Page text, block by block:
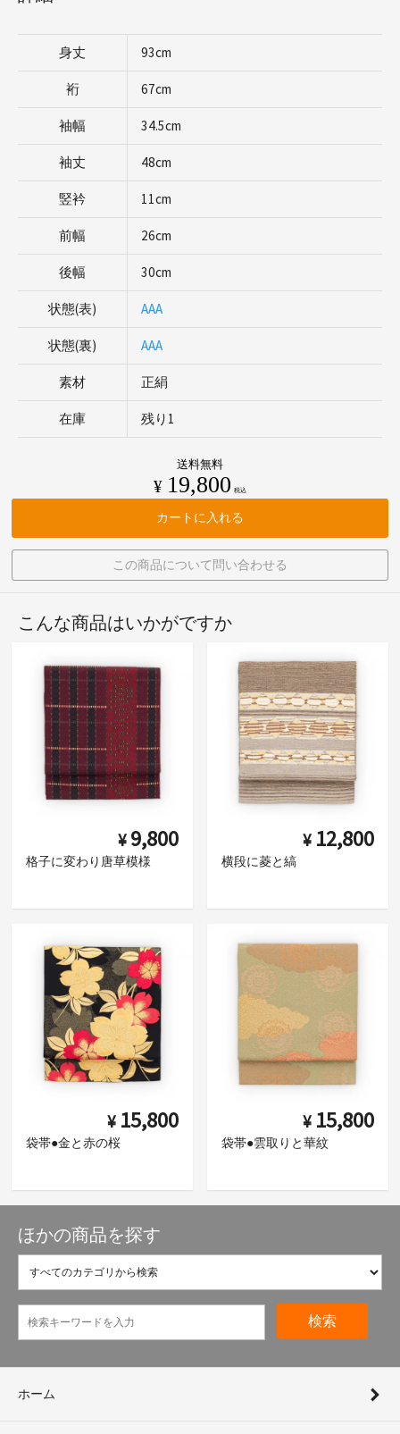
身丈 93cm
裄 67cm
袖幅 34.5cm
袖丈 48cm
竪衿 11cm
前幅 26cm
後幅 30cm
状態(表) AAA
状態(裏) AAA
素材 正絹
在庫 残り1
送料無料
¥ 19,800 税込
カートに入れる
この商品について問い合わせる
こんな商品はいかがですか
¥ 9,800
格子に変わり唐草模様
¥ 12,800
横段に菱と縞
¥ 15,800
袋帯●金と赤の桜
¥ 15,800
袋帯●雲取りと華紋
ほかの商品を探す
検索
ホーム